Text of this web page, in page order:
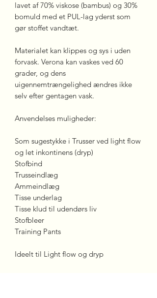
lavet af 70% viskose (bambus) og 30%
bomuld med et PUL-lag yderst som
gør stoffet vandtæt.
Materialet kan klippes og sys i uden
forvask. Verona kan vaskes ved 60
grader, og dens
uigennemtrængelighed ændres ikke
selv efter gentagen vask.
Anvendelses muligheder:
Som sugestykke i Trusser ved light flow
og let inkontinens (dryp)
Stofbind
Trusseindlæg
Ammeindlæg
Tisse underlag
Tisse klud til udendørs liv
Stofbleer
Training Pants
Ideelt til Light flow og dryp